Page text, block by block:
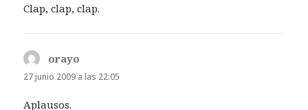
Clap, clap, clap.
orayo
27 junio 2009 a las 22:05
Aplausos.